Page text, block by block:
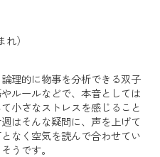
）
理的に物事を分析できる双子
ルールなどで、本音としては
小さなストレスを感じること
はそんな疑問に、声を上げて
なく空気を読んで合わせてい
うです。